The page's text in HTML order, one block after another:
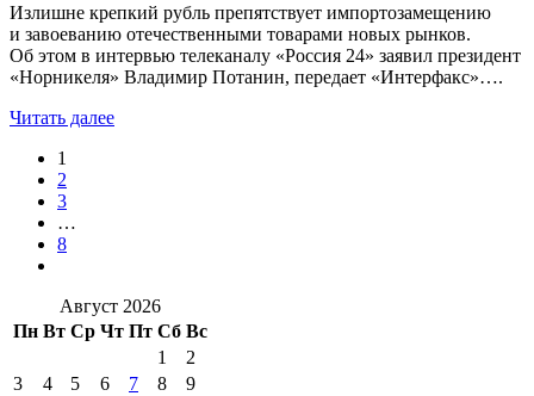
Излишне крепкий рубль препятствует импортозамещению
и завоеванию отечественными товарами новых рынков.
Об этом в интервью телеканалу «Россия 24» заявил президент
«Норникеля» Владимир Потанин, передает «Интерфакс»….
Читать далее
1
2
3
…
8
Август 2026
Пн Вт Ср Чт Пт Сб Вс
1
2
3
4 5 6 7 8 9